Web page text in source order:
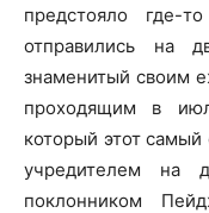
предстояло где-
отправились на
знаменитый своим
проходящим в
который этот самый
учредителем на
поклонником